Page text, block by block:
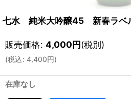
七水 純米大吟醸45 新春ラ
販売価格: 4,000円(税別)
(税込: 4,400円)
在庫なし